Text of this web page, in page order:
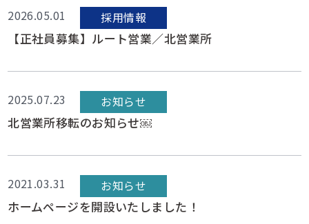
2026.05.01 採用情報
【正社員募集】ルート営業／北営業所
2025.07.23 お知らせ
北営業所移転のお知らせ￼
2021.03.31 お知らせ
ホームページを開設いたしました！